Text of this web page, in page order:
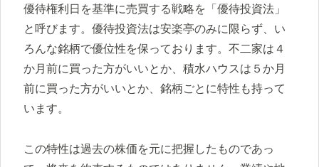
優待権利日を基準に売買する戦略を「優待投資法」
と呼びます。優待投資法は安楽亭のみに限らず、い
ろんな銘柄で優位性を保っております。不二家は４
か月前に買った方がいいとか、積水ハウスは５か月
前に買った方がいいとか、銘柄ごとに特性も持って
います。
この特性は過去の株価を元に把握したものであっ